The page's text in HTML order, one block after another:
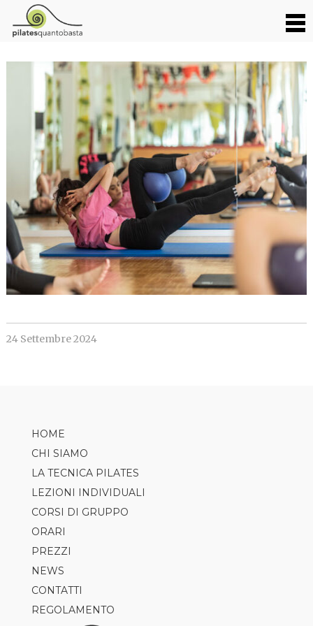
PILATES-25
24 Settembre 2024
HOME
CHI SIAMO
LA TECNICA PILATES
LEZIONI INDIVIDUALI
CORSI DI GRUPPO
PILATES
AXIS
TRX
CLASS5
GAP
ORARI
PREZZI
NEWS
CONTATTI
REGOLAMENTO